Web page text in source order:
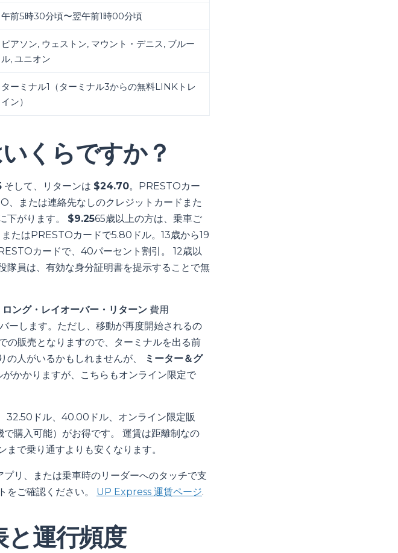
午前5時30分頃〜翌午前1時00分頃
ピアソン, ウェストン, マウント・デニス, ブルー
ル, ユニオン
ターミナル1（ターミナル3からの無料LINKトレ
イン）
くらですか？
そして、リターンは $24.70。PRESTOカー
または連絡先なしのクレジットカードまた
下がります。 $9.2565歳以上の方は、乗車ご
またはPRESTOカードで5.80ドル。13歳から19
カードで、40パーセント割引。 12歳以
隊員は、有効な身分証明書を提示することで無
ロング・レイオーバー・リターン 費用
ーします。ただし、移動が再度開始されるの
販売となりますので、ターミナルを出る前
の人がいるかもしれませんが、
ミーター＆グ
かかりますが、こちらもオンライン限定で
32.50ドル、40.00ドル、オンライン限定販
購入可能）がお得です。 運賃は距離制なの
で乗り通すよりも安くなります。
リ、または乗車時のリーダーへのタッチで支
をご確認ください。 UP Express 運賃ページ.
運行頻度